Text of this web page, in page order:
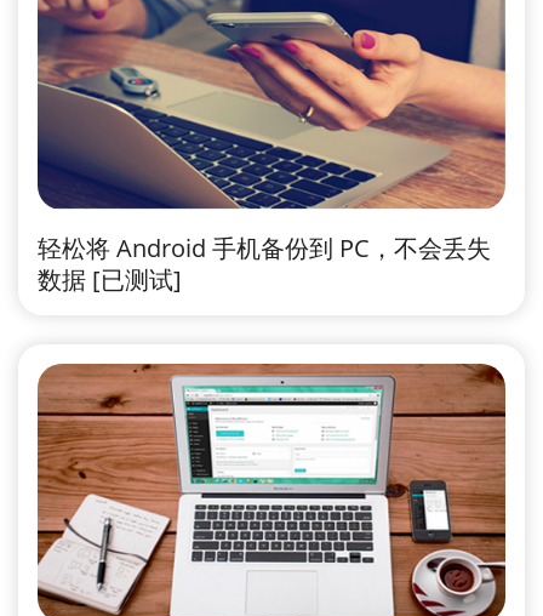
轻松将 Android 手机备份到 PC，不会丢失
数据 [已测试]